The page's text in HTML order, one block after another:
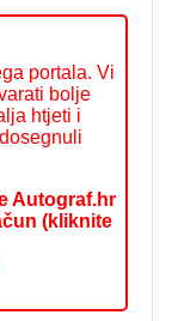
portala. Vi
bolje
htjeti i
Autograf.hr
(kliknite